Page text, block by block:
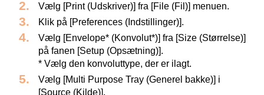
Vælg [Print (Udskriver)] fra [File (Fil)] menuen.
Klik på [Preferences (Indstillinger)].
Vælg [Envelope* (Konvolut*)] fra [Size (Størrelse)]
på fanen [Setup (Opsætning)].
* Vælg den konvoluttype, der er ilagt.
Vælg [Multi Purpose Tray (Generel bakke)] i
[Source (Kilde)].